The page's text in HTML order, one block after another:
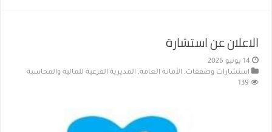
الاعلان عن استشارة
14 يونيو 2026
استشارات وصفقات, الأمانة العامة, المديرية الفرعية للمالية والمحاسبة
139